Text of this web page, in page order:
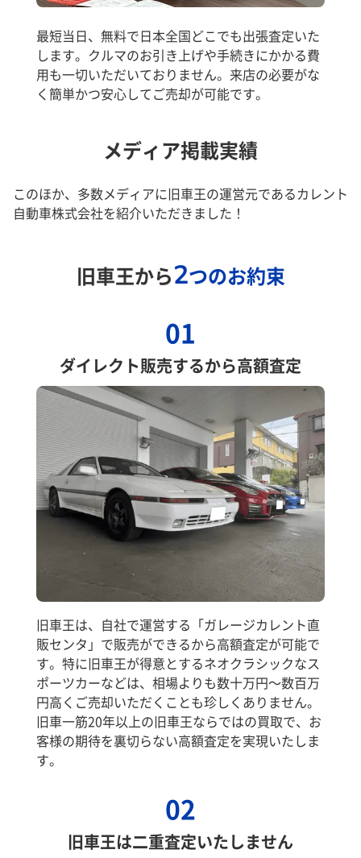
最短当日、無料で日本全国どこでも出張査定いた
します。クルマのお引き上げや手続きにかかる費
用も一切いただいておりません。来店の必要がな
く簡単かつ安心してご売却が可能です。
メディア掲載実績
このほか、多数メディアに旧車王の運営元であるカレント
自動車株式会社を紹介いただきました！
旧車王から2つのお約束
01
ダイレクト販売するから高額査定
旧車王は、自社で運営する「ガレージカレント直
販センタ」で販売ができるから高額査定が可能で
す。特に旧車王が得意とするネオクラシックなス
ポーツカーなどは、相場よりも数十万円～数百万
円高くご売却いただくことも珍しくありません。
旧車一筋20年以上の旧車王ならではの買取で、お
客様の期待を裏切らない高額査定を実現いたしま
す。
02
旧車王は二重査定いたしません